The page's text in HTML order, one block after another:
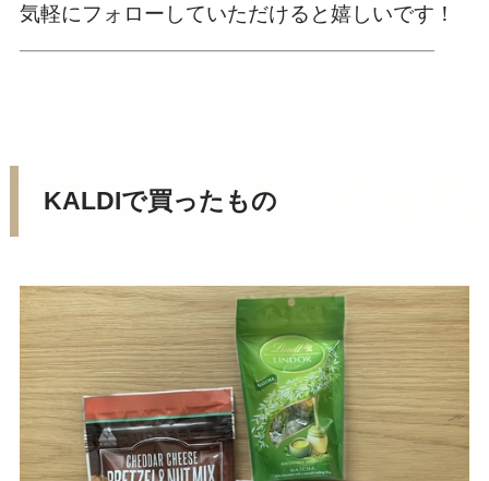
気軽にフォローしていただけると嬉しいです！
————————————————————
KALDIで買ったもの